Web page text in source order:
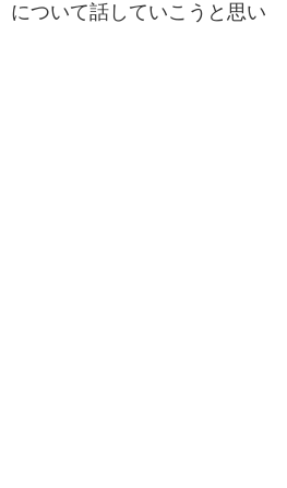
について話していこうと思い